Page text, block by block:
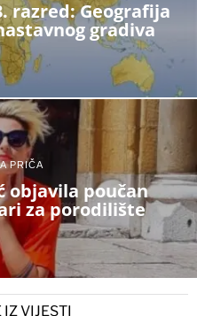
razred: Geografija
gradiva
PRIČA
objavila poučan
za porodilište
IZ VIJESTI